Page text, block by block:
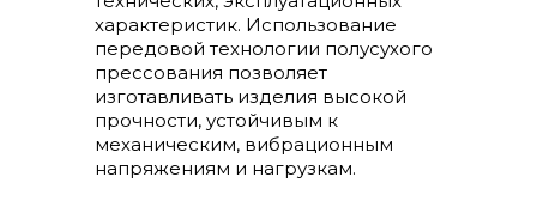
характеристик. Использование
передовой технологии полусухого
прессования позволяет
изготавливать изделия высокой
прочности, устойчивым к
механическим, вибрационным
напряжениям и нагрузкам.